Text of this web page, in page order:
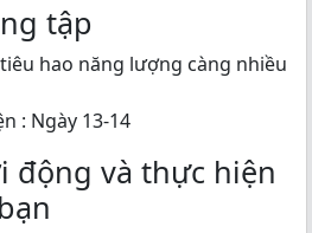
tập
hao năng lượng càng nhiều
: Ngày 13-14
động và thực hiện